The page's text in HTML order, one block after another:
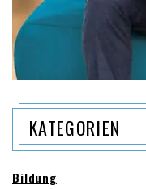
KATEGORIEN
Bildung